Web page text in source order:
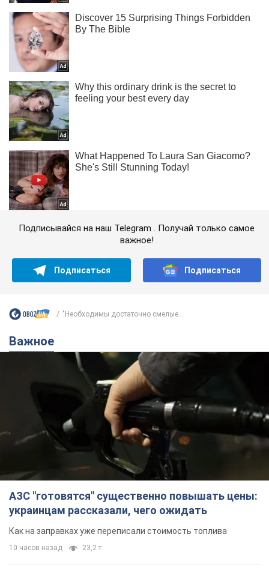
Подписывайся на наш Telegram . Получай только самое
важное!
Подписаться Подписаться
"Необходимы достаточно смелые...
Важное
АЗС "готовятся" существенно повышать цены:
украинцам рассказали, чего ожидать
Как на заправках уже переписали стоимость топлива
10 часов назад 23,2 т.